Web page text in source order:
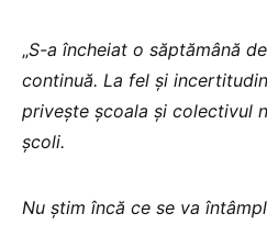
„S-a încheiat o săptămână
continuă. La fel și
privește școala și colectivul
școli.
Nu știm încă ce se va